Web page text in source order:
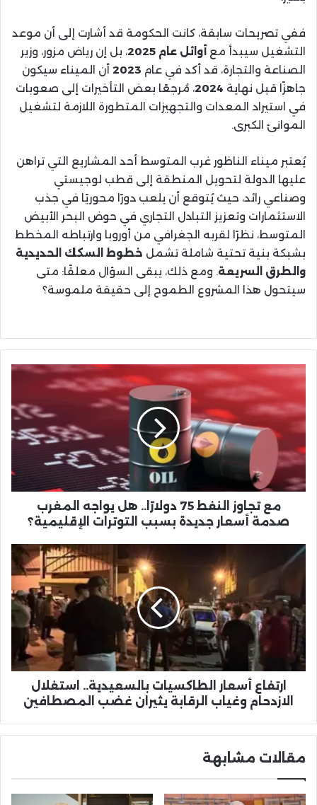
ففي تصريحات سابقة، كانت الحكومة قد أشارت إلى أن موعد
التشغيل سيبدأ مع أوائل عام 2025
، بل إن رياض مزور، وزير
الصناعة والتجارة، قد أكد في عام 2023 أن الميناء سيكون
جاهزًا قبل نهاية 2024، مُرجعًا بعض التأخيرات إلى صعوبات
في استيراد المعدات والتجهيزات المتطورة اللازمة لتشغيل
الموانئ الكبرى.
يُعتبر ميناء الناظور غرب المتوسط أحد المشاريع التي تراهن
عليها الدولة لتحويل المنطقة إلى قطب لوجيستي
وصناعي رائد، حيث يُتوقع أن يلعب دورًا محوريًا في جذب
الاستثمارات وتعزيز التبادل التجاري في حوض البحر الأبيض
المتوسط، نظرًا لقربه الجغرافي من أوروبا وارتباطه المخطط
بشبكة بنية تحتية شاملة تشمل خطوط السكك الحديدية
والطرق السريعة. ومع ذلك، يبقى السؤال معلقًا: متى
سيتحول هذا المشروع الطموح إلى حقيقة ملموسة؟
مع
75
دولارًا..
هل
يواجه
المغرب
صدمة
جديدة
التوترات
الإقليمية؟
مع تجاوز النفط 75 دولارًا.. هل يواجه المغرب
صدمة أسعار جديدة بسبب التوترات الإقليمية؟
ارتفاع
أسعار
بالسعيدية..
استغلال
الازدحام
وغياب
الرقابة
يثيران
غضب
المصطافين
ارتفاع أسعار الطاكسيات بالسعيدية.. استغلال
الازدحام وغياب الرقابة يثيران غضب المصطافين
مقالات مشابهة